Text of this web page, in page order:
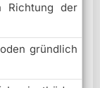
Richtung der
gründlich